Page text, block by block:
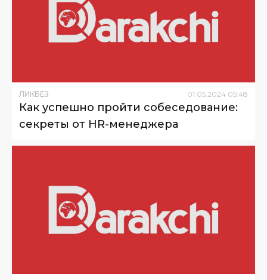
ЛИКБЕЗ 01.05.2024 05:48
Как успешно пройти собеседование:
секреты от HR-менеджера